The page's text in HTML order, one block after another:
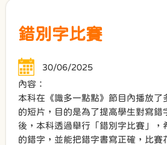
錯別字比賽
30/06/2025
內容：
本科在《識多一點點》節目內播放了
的短片，目的是為了提高學生對寫錯
後，本科透過舉行「錯別字比賽」，
的錯字，並能把錯字書寫正確，比賽